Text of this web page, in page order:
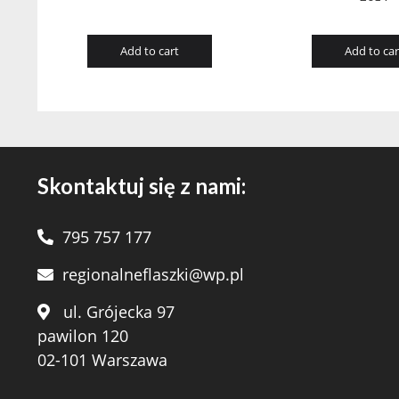
Add to cart Add to
Skontaktuj się z nami:
795 757 177
regionalneflaszki@wp.pl
ul. Grójecka 97
pawilon 120
02-101 Warszawa